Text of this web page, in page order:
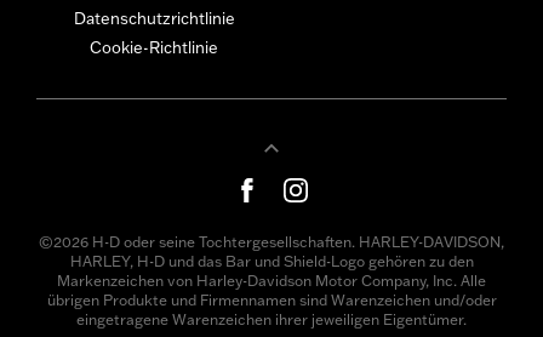
Datenschutzrichtlinie
Cookie-Richtlinie
©2026 H-D oder seine Tochtergesellschaften. HARLEY-DAVIDSON,
HARLEY, H-D und das Bar und Shield-Logo gehören zu den
Markenzeichen von Harley-Davidson Motor Company, Inc. Alle
übrigen Produkte und Firmennamen sind Warenzeichen und/oder
eingetragene Warenzeichen ihrer jeweiligen Eigentümer.